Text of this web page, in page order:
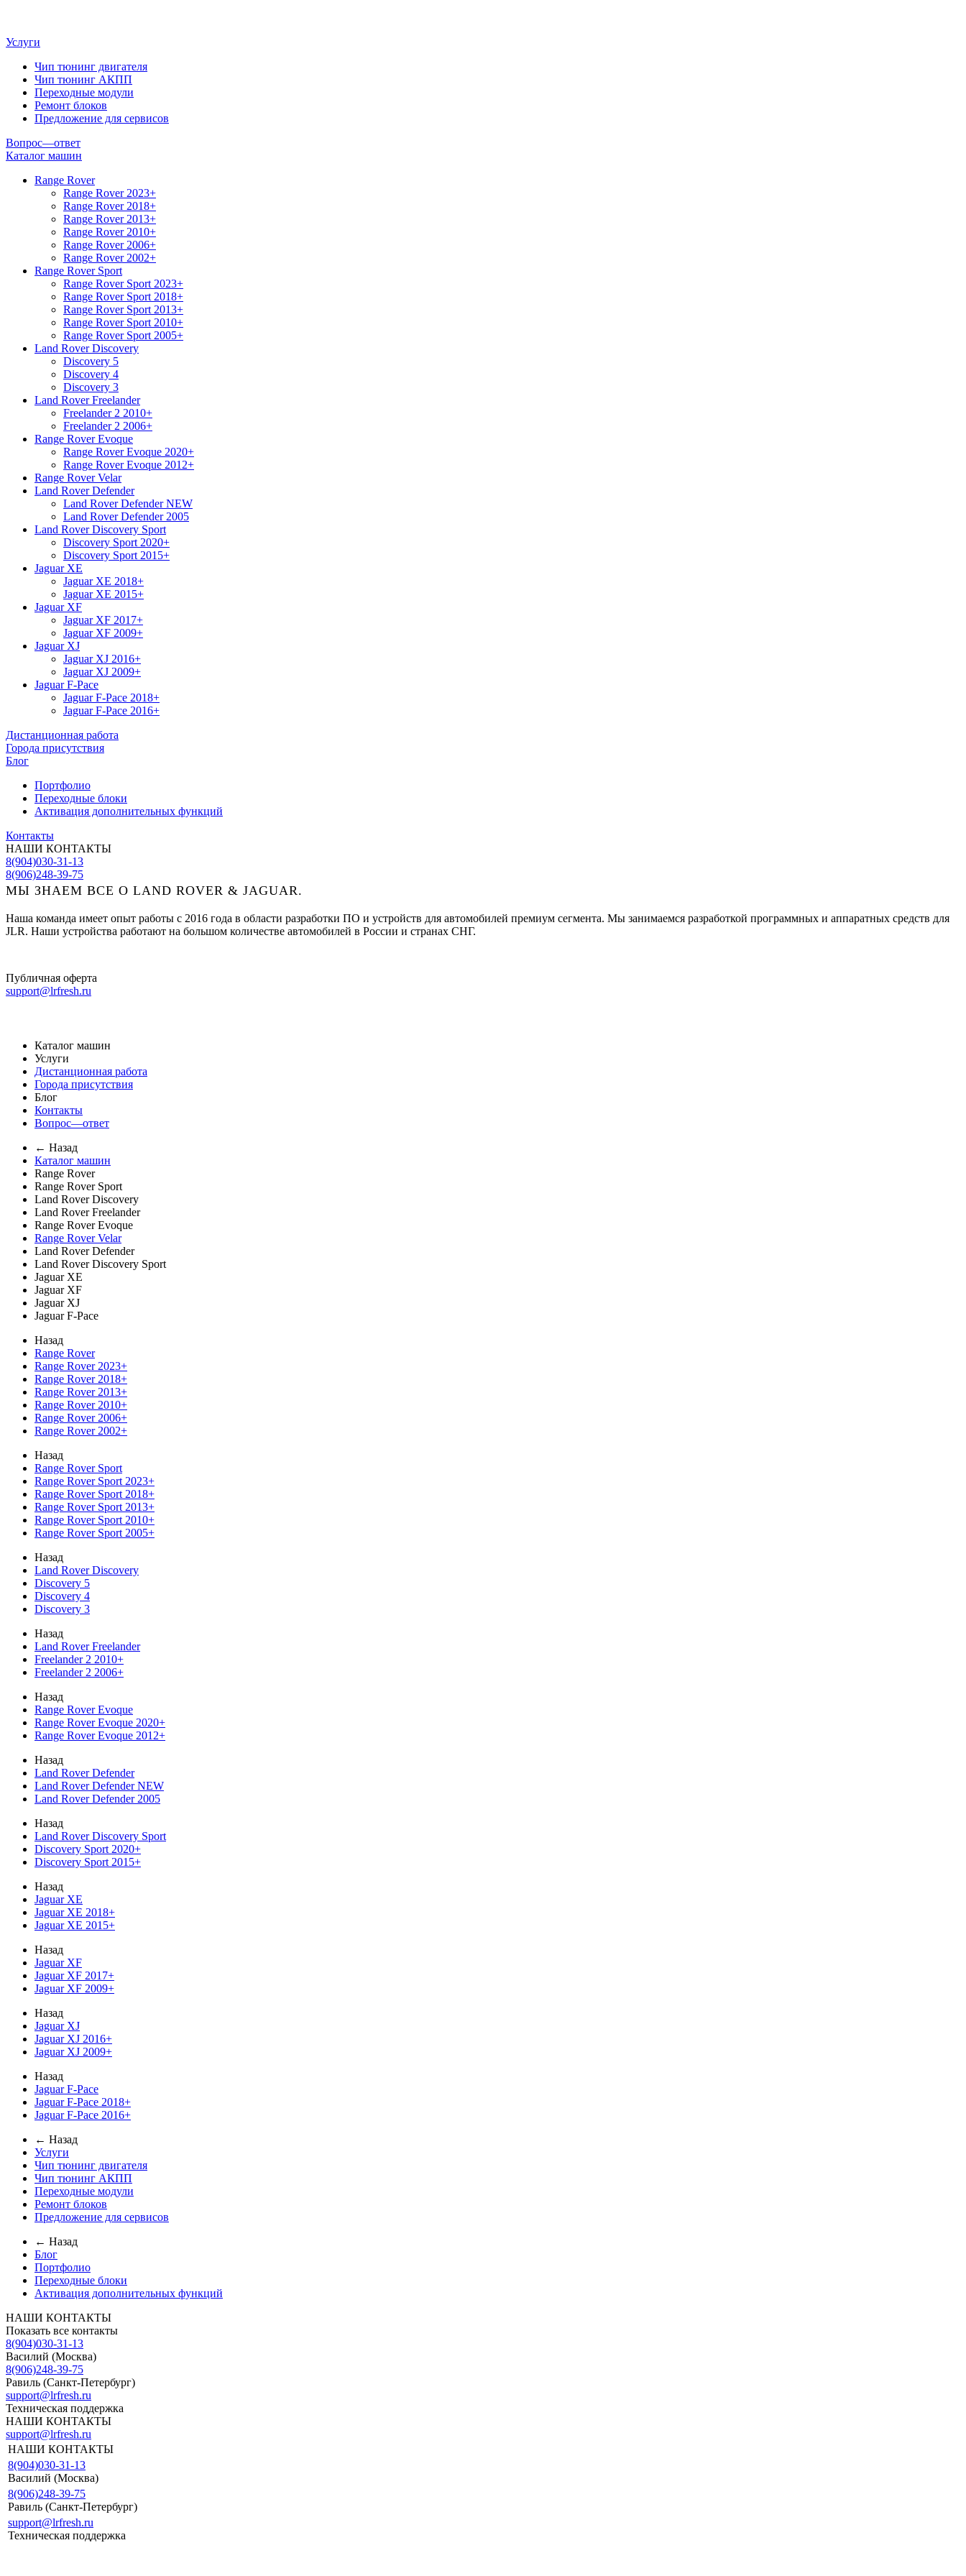
Услуги
Чип тюнинг двигателя
Чип тюнинг АКПП
Переходные модули
Ремонт блоков
Предложение для сервисов
Вопрос—ответ
Каталог машин
Range Rover
Range Rover 2023+
Range Rover 2018+
Range Rover 2013+
Range Rover 2010+
Range Rover 2006+
Range Rover 2002+
Range Rover Sport
Range Rover Sport 2023+
Range Rover Sport 2018+
Range Rover Sport 2013+
Range Rover Sport 2010+
Range Rover Sport 2005+
Land Rover Discovery
Discovery 5
Discovery 4
Discovery 3
Land Rover Freelander
Freelander 2 2010+
Freelander 2 2006+
Range Rover Evoque
Range Rover Evoque 2020+
Range Rover Evoque 2012+
Range Rover Velar
Land Rover Defender
Land Rover Defender NEW
Land Rover Defender 2005
Land Rover Discovery Sport
Discovery Sport 2020+
Discovery Sport 2015+
Jaguar XE
Jaguar XE 2018+
Jaguar XE 2015+
Jaguar XF
Jaguar XF 2017+
Jaguar XF 2009+
Jaguar XJ
Jaguar XJ 2016+
Jaguar XJ 2009+
Jaguar F-Pace
Jaguar F-Pace 2018+
Jaguar F-Pace 2016+
Дистанционная работа
Города присутствия
Блог
Портфолио
Переходные блоки
Активация дополнительных функций
Контакты
НАШИ КОНТАКТЫ
8(904)030-31-13
8(906)248-39-75
МЫ ЗНАЕМ ВСЕ О LAND ROVER & JAGUAR.
Наша команда имеет опыт работы с 2016 года в области разработки ПО и устройств для автомобилей премиум сегмента. Мы занимаемся разработкой программных и аппаратных средств для
JLR. Наши устройства работают на большом количестве автомобилей в России и странах СНГ.
Публичная оферта
support@lrfresh.ru
Каталог машин
Услуги
Дистанционная работа
Города присутствия
Блог
Контакты
Вопрос—ответ
← Назад
Каталог машин
Range Rover
Range Rover Sport
Land Rover Discovery
Land Rover Freelander
Range Rover Evoque
Range Rover Velar
Land Rover Defender
Land Rover Discovery Sport
Jaguar XE
Jaguar XF
Jaguar XJ
Jaguar F-Pace
Назад
Range Rover
Range Rover 2023+
Range Rover 2018+
Range Rover 2013+
Range Rover 2010+
Range Rover 2006+
Range Rover 2002+
Назад
Range Rover Sport
Range Rover Sport 2023+
Range Rover Sport 2018+
Range Rover Sport 2013+
Range Rover Sport 2010+
Range Rover Sport 2005+
Назад
Land Rover Discovery
Discovery 5
Discovery 4
Discovery 3
Назад
Land Rover Freelander
Freelander 2 2010+
Freelander 2 2006+
Назад
Range Rover Evoque
Range Rover Evoque 2020+
Range Rover Evoque 2012+
Назад
Land Rover Defender
Land Rover Defender NEW
Land Rover Defender 2005
Назад
Land Rover Discovery Sport
Discovery Sport 2020+
Discovery Sport 2015+
Назад
Jaguar XE
Jaguar XE 2018+
Jaguar XE 2015+
Назад
Jaguar XF
Jaguar XF 2017+
Jaguar XF 2009+
Назад
Jaguar XJ
Jaguar XJ 2016+
Jaguar XJ 2009+
Назад
Jaguar F-Pace
Jaguar F-Pace 2018+
Jaguar F-Pace 2016+
← Назад
Услуги
Чип тюнинг двигателя
Чип тюнинг АКПП
Переходные модули
Ремонт блоков
Предложение для сервисов
← Назад
Блог
Портфолио
Переходные блоки
Активация дополнительных функций
НАШИ КОНТАКТЫ
Показать все контакты
8(904)030-31-13
Василий (Москва)
8(906)248-39-75
Равиль (Санкт-Петербург)
support@lrfresh.ru
Техническая поддержка
НАШИ КОНТАКТЫ
support@lrfresh.ru
НАШИ КОНТАКТЫ
8(904)030-31-13
Василий (Москва)
8(906)248-39-75
Равиль (Санкт-Петербург)
support@lrfresh.ru
Техническая поддержка